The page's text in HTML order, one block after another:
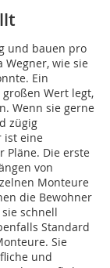
und bauen pro
Wegner, wie sie
Ein
Wert legt,
Wenn sie gerne
zügig
ist eine
Pläne. Die erste
von
Monteure
die Bewohner
schnell
Standard
Sie
und